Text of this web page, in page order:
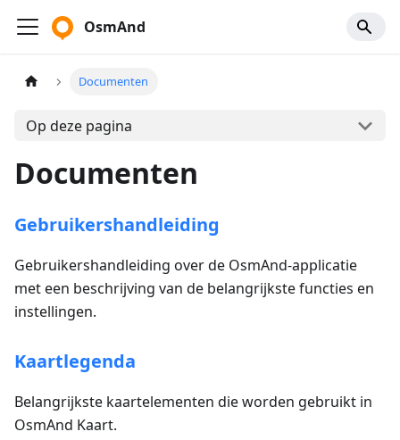
OsmAnd
Documenten
Op deze pagina
Documenten
Gebruikershandleiding
Gebruikershandleiding over de OsmAnd-applicatie
met een beschrijving van de belangrijkste functies en
instellingen.
Kaartlegenda
Belangrijkste kaartelementen die worden gebruikt in
OsmAnd Kaart.